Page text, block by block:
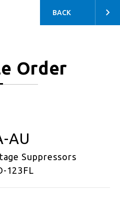
BACK
Order
AU
Suppressors
123FL